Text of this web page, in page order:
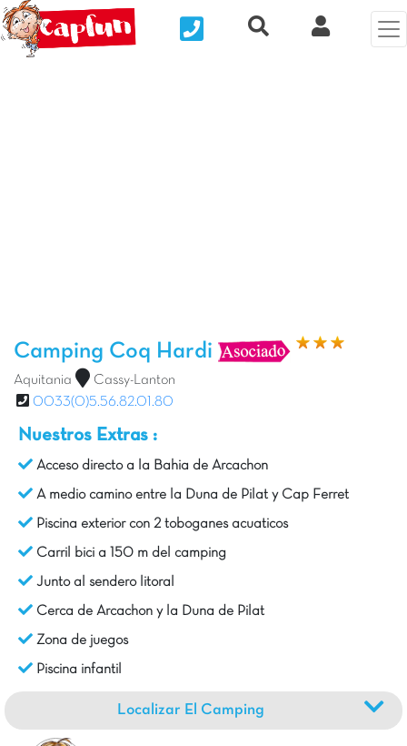
Nous contacterRecherche rapide
Mi
Camping Coq Hardi
Aquitania
Cassy-Lanton
0033(0)5.56.82.01.80
Nuestros Extras :
Acceso directo a la Bahia de Arcachon
A medio camino entre la Duna de Pilat y Cap Ferret
Piscina exterior con 2 toboganes acuaticos
Carril bici a 150 m del camping
Junto al sendero litoral
Cerca de Arcachon y la Duna de Pilat
Zona de juegos
Piscina infantil
Localizar El Camping